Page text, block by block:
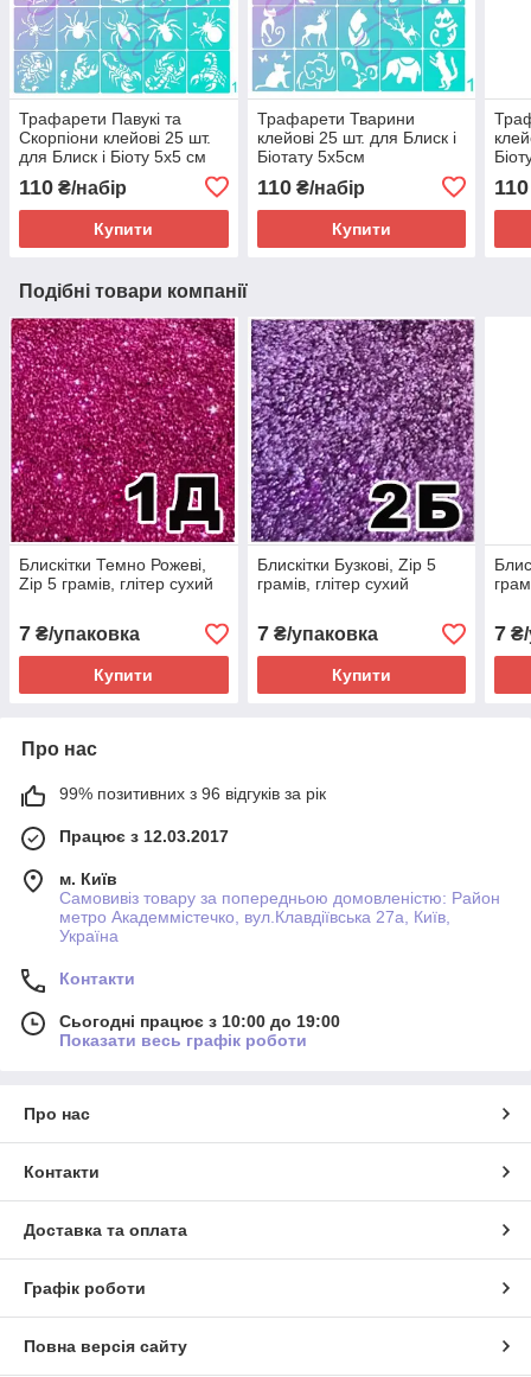
Трафарети Павукі та
Скорпіони клейові 25 шт.
для Блиск і Біоту 5х5 см
110 ₴/набір
Купити
Трафарети Тварини
клейові 25 шт. для Блиск і
Біотату 5х5см
110₴/набір
Купити
110
Подібні товари компанії
Блискітки Темно Рожеві,
Zip 5 грамів, глітер сухий
7 ₴/упаковка
Купити
Блискітки Бузкові, Zip 5
грамів, глітер сухий
7₴/упаковка
Купити
7 ₴/
Про нас
99% позитивних з 96 відгуків за рік
Працює з 12.03.2017
м. Київ
Самовивіз товару за попередньою домовленістю: Район
метро Академмістечко, вул.Клавдіївська 27а, Київ,
Україна
Контакти
Сьогодні працює з 10:00 до 19:00
Показати весь графік роботи
Про нас
Контакти
Доставка та оплата
Графік роботи
Повна версія сайту